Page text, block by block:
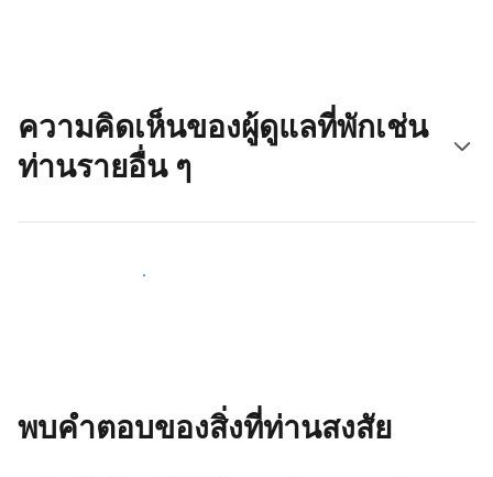
ความคิดเห็นของผู้ดูแลที่พักเช่น
ท่านรายอื่น ๆ
มาร่วมกับผู้ดูแลที่พักเช่นท่าน
พบคำตอบของสิ่งที่ท่านสงสัย